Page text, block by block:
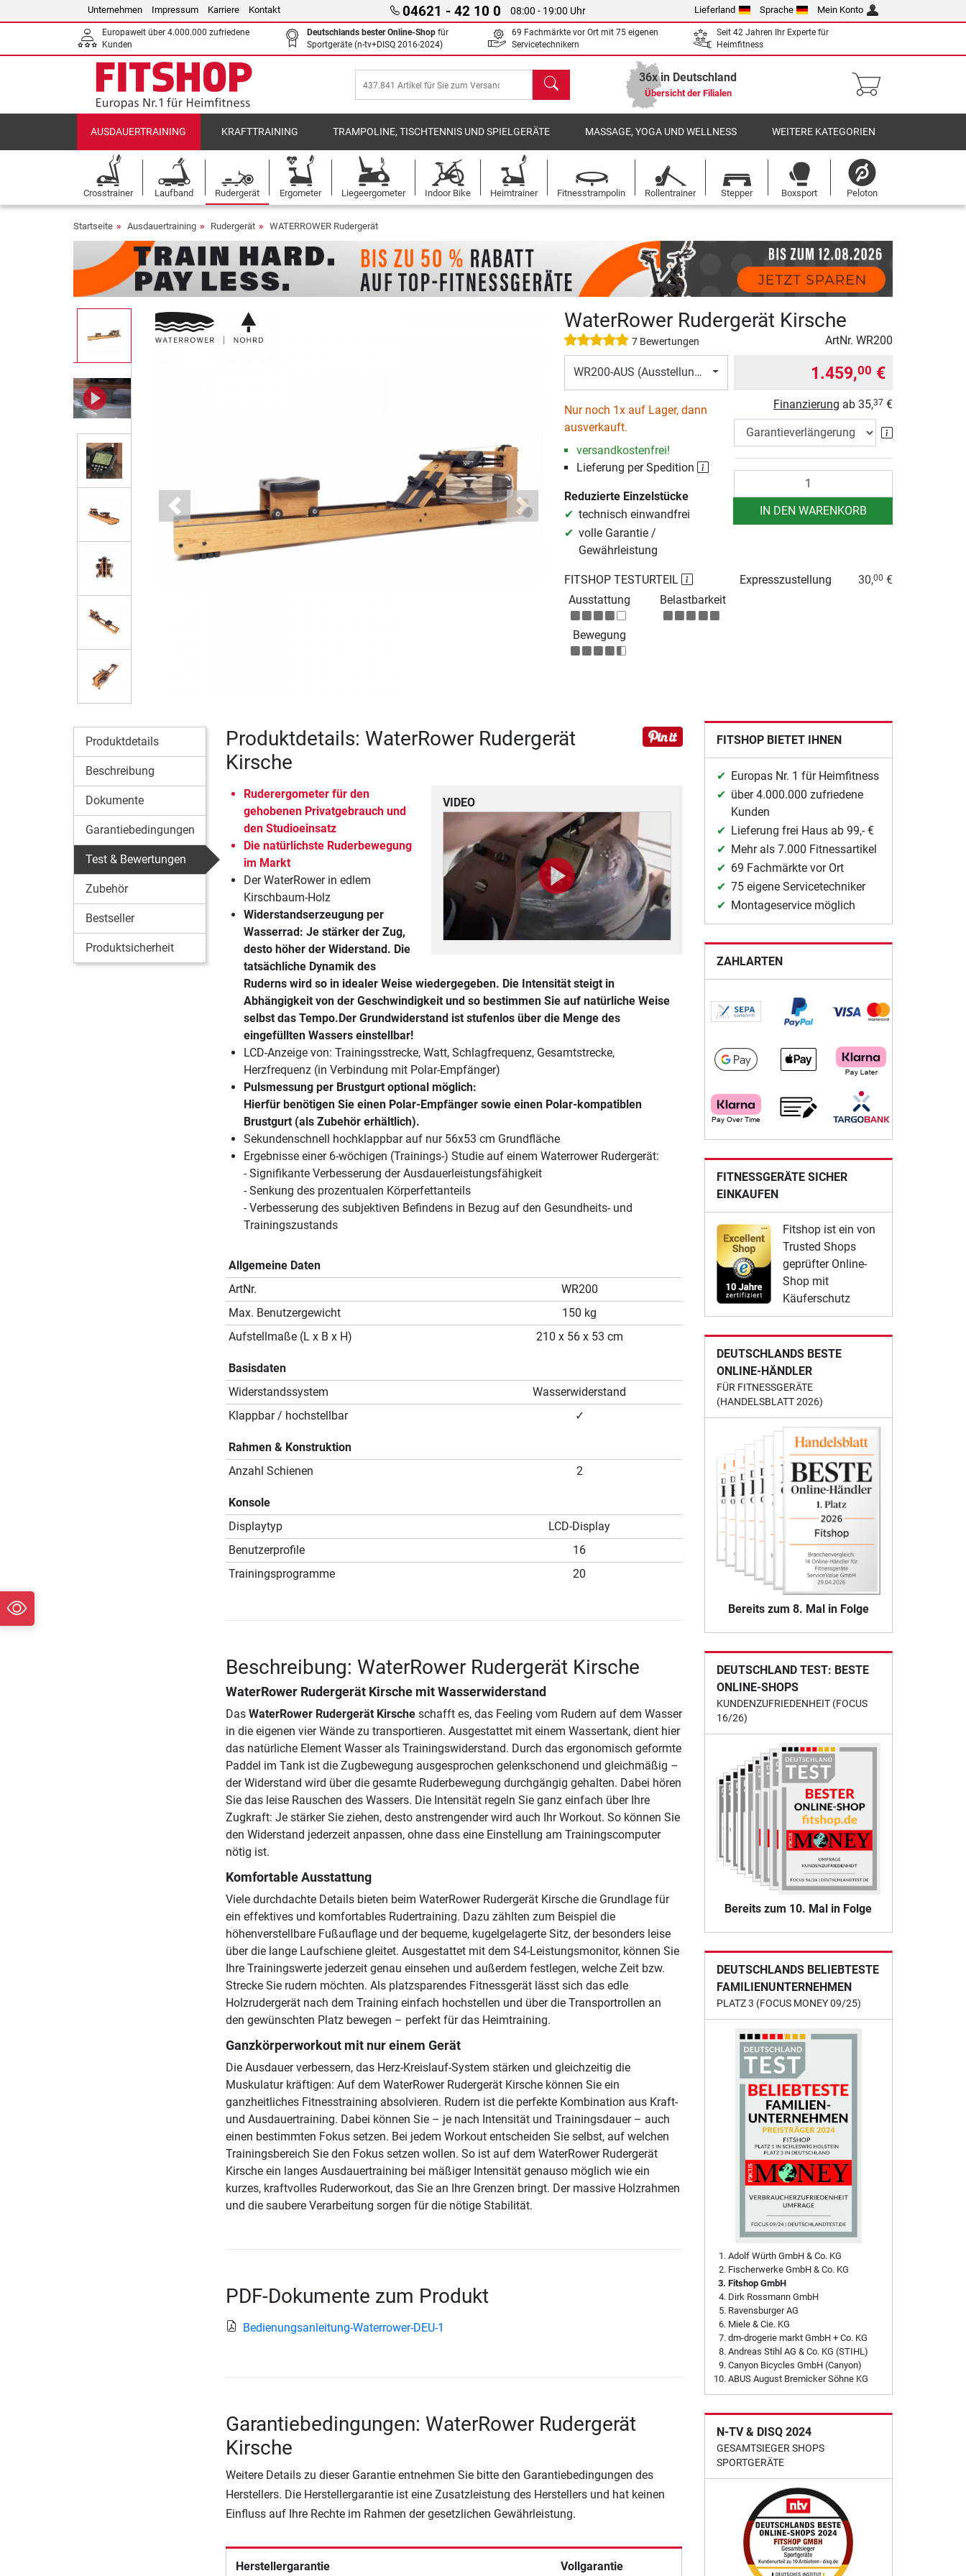
Unternehmen Impressum Karriere Kontakt 04621 - 42 10 0 08:00 - 19:00 Uhr Lieferland Sprache Mein Konto
Europaweit über 4.000.000 zufriedene
Kunden
Deutschlands bester Online-Shop für
Sportgeräte (n-tv+DISQ 2016-2024)
69 Fachmärkte vor Ort mit 75 eigenen
Servicetechnikern
Seit 42 Jahren Ihr Experte für
Heimfitness
Suchen 36x in Deutschland
Übersicht der Filialen
AUSDAUERTRAINING KRAFTTRAINING TRAMPOLINE, TISCHTENNIS UND SPIELGERÄTE MASSAGE, YOGA UND WELLNESS WEITERE KATEGORIEN
Crosstrainer Laufband Rudergerät Ergometer Liegeergometer Indoor Bike Heimtrainer Fitnesstrampolin Rollentrainer Stepper Boxsport Peloton
Startseite Ausdauertraining Rudergerät WATERROWER Rudergerät
Previous Next
WaterRower Rudergerät Kirsche
7 Bewertungen ArtNr. WR200
WR200-AUS (Ausstellungsstück)
Nur noch 1x auf Lager, dann
ausverkauft.
versandkostenfrei!
Lieferung per Spedition
Reduzierte Einzelstücke
technisch einwandfrei
volle Garantie /
Gewährleistung
1.459,00 €
Finanzierung ab 35,37 €
IN DEN WARENKORB
FITSHOP TESTURTEIL
Ausstattung
Belastbarkeit
Bewegung
Expresszustellung 30,00 €
Produktdetails
Beschreibung
Dokumente
Garantiebedingungen
Test & Bewertungen
Zubehör
Bestseller
Produktsicherheit
Produktdetails: WaterRower Rudergerät
Kirsche
VIDEO
Ruderergometer für den
gehobenen Privatgebrauch und
den Studioeinsatz
Die natürlichste Ruderbewegung
im Markt
Der WaterRower in edlem
Kirschbaum-Holz
Widerstandserzeugung per
Wasserrad: Je stärker der Zug,
desto höher der Widerstand. Die
tatsächliche Dynamik des
Ruderns wird so in idealer Weise wiedergegeben. Die Intensität steigt in
Abhängigkeit von der Geschwindigkeit und so bestimmen Sie auf natürliche Weise
selbst das Tempo.Der Grundwiderstand ist stufenlos über die Menge des
eingefüllten Wassers einstellbar!
LCD-Anzeige von: Trainingsstrecke, Watt, Schlagfrequenz, Gesamtstrecke,
Herzfrequenz (in Verbindung mit Polar-Empfänger)
Pulsmessung per Brustgurt optional möglich:
Hierfür benötigen Sie einen Polar-Empfänger sowie einen Polar-kompatiblen
Brustgurt (als Zubehör erhältlich).
Sekundenschnell hochklappbar auf nur 56x53 cm Grundfläche
Ergebnisse einer 6-wöchigen (Trainings-) Studie auf einem Waterrower Rudergerät:
- Signifikante Verbesserung der Ausdauerleistungsfähigkeit
- Senkung des prozentualen Körperfettanteils
- Verbesserung des subjektiven Befindens in Bezug auf den Gesundheits- und
Trainingszustands
Allgemeine Daten
ArtNr.
WR200
Max. Benutzergewicht
150 kg
Aufstellmaße (L x B x H)
210 x 56 x 53 cm
Basisdaten
Widerstandssystem
Wasserwiderstand
Klappbar / hochstellbar
✓
Rahmen & Konstruktion
Anzahl Schienen
2
Konsole
Displaytyp
LCD-Display
Benutzerprofile
16
Trainingsprogramme
20
Beschreibung: WaterRower Rudergerät Kirsche
WaterRower Rudergerät Kirschemit Wasserwiderstand
Das WaterRower Rudergerät Kirscheschafft es, das Feeling vom Rudern auf dem Wasser
in die eigenen vier Wände zu transportieren. Ausgestattet mit einem Wassertank, dient hier
das natürliche Element Wasser als Trainingswiderstand. Durch das ergonomisch geformte
Paddel im Tank ist die Zugbewegung ausgesprochen gelenkschonend und gleichmäßig –
der Widerstand wird über die gesamte Ruderbewegung durchgängig gehalten. Dabei hören
Sie das leise Rauschen des Wassers. Die Intensität regeln Sie ganz einfach über Ihre
Zugkraft: Je stärker Sie ziehen, desto anstrengender wird auch Ihr Workout. So können Sie
den Widerstand jederzeit anpassen, ohne dass eine Einstellung am Trainingscomputer
nötig ist.
Komfortable Ausstattung
Viele durchdachte Details bieten beim WaterRower Rudergerät Kirsche die Grundlage für
ein effektives und komfortables Rudertraining. Dazu zählten zum Beispiel die
höhenverstellbare Fußauflage und der bequeme, kugelgelagerte Sitz, der besonders leise
über die lange Laufschiene gleitet. Ausgestattet mit dem S4-Leistungsmonitor, können Sie
Ihre Trainingswerte jederzeit genau einsehen und außerdem festlegen, welche Zeit bzw.
Strecke Sie rudern möchten. Als platzsparendes Fitnessgerät lässt sich das edle
Holzrudergerät nach dem Training einfach hochstellen und über die Transportrollen an
den gewünschten Platz bewegen – perfekt für das Heimtraining.
Ganzkörperworkout mit nur einem Gerät
Die Ausdauer verbessern, das Herz-Kreislauf-System stärken und gleichzeitig die
Muskulatur kräftigen: Auf dem WaterRower Rudergerät Kirsche können Sie ein
ganzheitliches Fitnesstraining absolvieren. Rudern ist die perfekte Kombination aus Kraft-
und Ausdauertraining. Dabei können Sie – je nach Intensität und Trainingsdauer – auch
einen bestimmten Fokus setzen. Bei jedem Workout entscheiden Sie selbst, auf welchen
Trainingsbereich Sie den Fokus setzen wollen. So ist auf dem WaterRower Rudergerät
Kirsche ein langes Ausdauertraining bei mäßiger Intensität genauso möglich wie ein
kurzes, kraftvolles Ruderworkout, das Sie an Ihre Grenzen bringt. Der massive Holzrahmen
und die saubere Verarbeitung sorgen für die nötige Stabilität.
PDF-Dokumente zum Produkt
Bedienungsanleitung-Waterrower-DEU-1
Garantiebedingungen: WaterRower Rudergerät
Kirsche
Weitere Details zu dieser Garantie entnehmen Sie bitte den Garantiebedingungen des
Herstellers. Die Herstellergarantie ist eine Zusatzleistung des Herstellers und hat keinen
Einfluss auf Ihre Rechte im Rahmen der gesetzlichen Gewährleistung.
Herstellergarantie Vollgarantie
FITSHOP BIETET IHNEN
Europas Nr. 1 für Heimfitness
über 4.000.000 zufriedene
Kunden
Lieferung frei Haus ab 99,- €
Mehr als 7.000 Fitnessartikel
69 Fachmärkte vor Ort
75 eigene Servicetechniker
Montageservice möglich
ZAHLARTEN
FITNESSGERÄTE SICHER
EINKAUFEN
Fitshop ist ein von
Trusted Shops
geprüfter Online-
Shop mit
Käuferschutz
DEUTSCHLANDS BESTE
ONLINE-HÄNDLER
FÜR FITNESSGERÄTE
(HANDELSBLATT 2026)
Bereits zum 8. Mal in Folge
DEUTSCHLAND TEST: BESTE
ONLINE-SHOPS
KUNDENZUFRIEDENHEIT (FOCUS
16/26)
Bereits zum 10. Mal in Folge
DEUTSCHLANDS BELIEBTESTE
FAMILIENUNTERNEHMEN
PLATZ 3 (FOCUS MONEY 09/25)
Adolf Würth GmbH & Co. KG
Fischerwerke GmbH & Co. KG
Fitshop GmbH
Dirk Rossmann GmbH
Ravensburger AG
Miele & Cie. KG
dm-drogerie markt GmbH + Co. KG
Andreas Stihl AG & Co. KG (STIHL)
Canyon Bicycles GmbH (Canyon)
ABUS August Bremicker Söhne KG
N-TV & DISQ 2024
GESAMTSIEGER SHOPS
SPORTGERÄTE